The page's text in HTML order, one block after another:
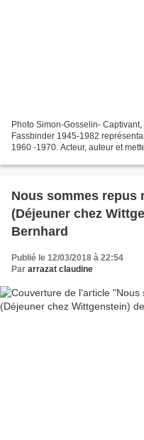
Photo Simon-Gosselin-
Fassbinder 1945-1982
1960 -1970. Acteur, auteur et
Nous sommes repus
(Déjeuner chez
Bernhard
Publié le 12/03/2018 à 22:54
Par arrazat claudine